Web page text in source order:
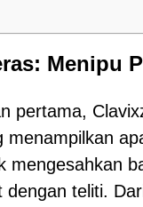
Menipu
pertama,
menampilkan
mengesahkan
dengan teliti.